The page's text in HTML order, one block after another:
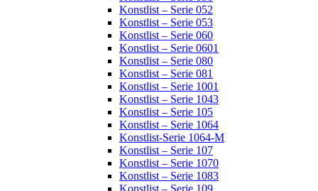
Konstlist – Serie 052
Konstlist – Serie 053
Konstlist – Serie 060
Konstlist – Serie 0601
Konstlist – Serie 080
Konstlist – Serie 081
Konstlist – Serie 1001
Konstlist – Serie 1043
Konstlist – Serie 105
Konstlist – Serie 1064
Konstlist-Serie 1064-M
Konstlist – Serie 107
Konstlist – Serie 1070
Konstlist – Serie 1083
Konstlist – Serie 109